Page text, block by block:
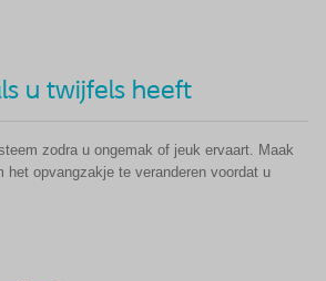
u twijfels heeft
zodra u ongemak of jeuk ervaart. Maak
het opvangzakje te veranderen voordat u